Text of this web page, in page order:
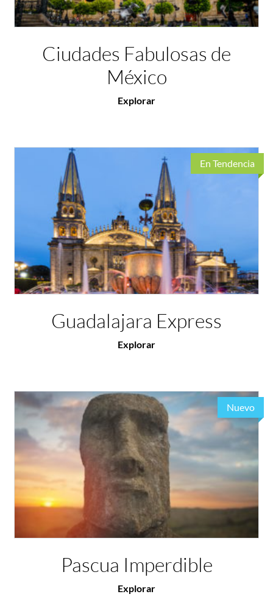
Ciudades Fabulosas de
México
Explorar
En Tendencia
Guadalajara Express
Explorar
Nuevo
Pascua Imperdible
Explorar